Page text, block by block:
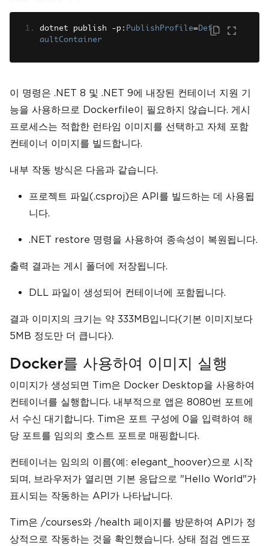
dotnet publish -p : PublishProfile=Def
aultContainer
이 명령은 .NET 8 및 .NET 9에 내장된 컨테이너 지원 기
능을 사용하므로 Dockerfile이 필요하지 않습니다. 게시
프로세스는 적합한 런타임 이미지를 선택하고 자체 포함
컨테이너 이미지를 빌드합니다.
내부 작동 방식은 다음과 같습니다.
프로젝트 파일(.csproj)은 API를 빌드하는 데 사용됩
니다.
.NET restore 명령을 사용하여 종속성이 복원됩니다.
출력 결과는 게시 폴더에 저장됩니다.
DLL 파일이 생성되어 컨테이너에 포함됩니다.
결과 이미지의 크기는 약 333MB입니다(기본 이미지보다
5MB 정도만 더 큽니다).
Docker를 사용하여 이미지 실행
이미지가 생성되면 Tim은 Docker Desktop을 사용하여
컨테이너를 실행합니다. 내부적으로 앱은 8080번 포트에
서 수신 대기합니다. Tim은 포트 구성에 0을 입력하여 해
당 포트를 임의의 호스트 포트로 매핑합니다.
컨테이너는 임의의 이름(예: elegant_hoover)으로 시작
되며, 브라우저가 열리면 기본 응답으로 "Hello World"가
표시되는 작동하는 API가 나타납니다.
Tim은 /courses와 /health 페이지를 방문하여 API가 정
상적으로 작동하는 것을 확인했습니다. 상태 점검 엔드포